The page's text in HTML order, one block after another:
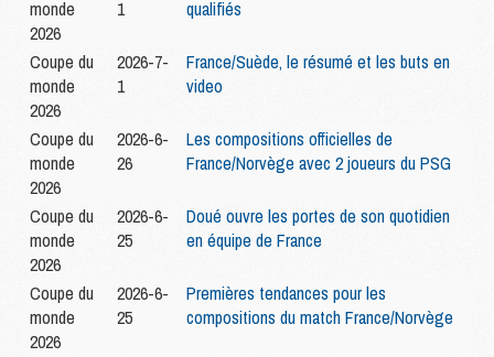
monde
2026
1
qualifiés
Coupe du
monde
2026
2026-7-
1
France/Suède, le résumé et les buts en
video
Coupe du
monde
2026
2026-6-
26
Les compositions officielles de
France/Norvège avec 2 joueurs du PSG
Coupe du
monde
2026
2026-6-
25
Doué ouvre les portes de son quotidien
en équipe de France
Coupe du
monde
2026
2026-6-
25
Premières tendances pour les
compositions du match France/Norvège